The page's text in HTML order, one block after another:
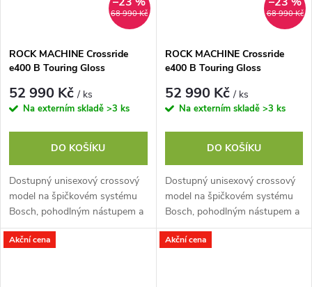
68 990 Kč
ROCK MACHINE Crossride
e400 B Touring Gloss
52 990 Kč/ ks
Na externím skladě >3 ks
DO KOŠÍKU
Dostupný unisexový crossový
model na špičkovém systému
Bosch, pohodlným nástupem a
plnou výbavou pro dlouhé
výlety na cyklostezkách nebo
68 990 Kč
ROCK MACHINE Crossride
e400 B Touring Gloss
52 990 Kč/ ks
Na externím skladě >3 ks
DO KOŠÍKU
Dostupný unisexový crossový
model na špičkovém systému
Bosch, pohodlným nástupem a
plnou výbavou pro dlouhé
výlety na cyklostezkách nebo
Akční cena Akční cena